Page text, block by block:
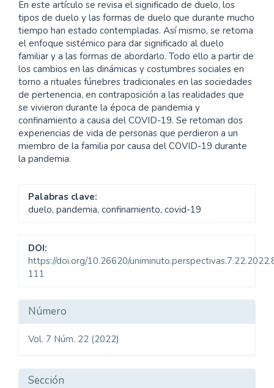
En este artículo se revisa el significado de duelo, los
tipos de duelo y las formas de duelo que durante mucho
tiempo han estado contempladas. Así mismo, se retoma
el enfoque sistémico para dar significado al duelo
familiar y a las formas de abordarlo. Todo ello a partir de
los cambios en las dinámicas y costumbres sociales en
torno a rituales fúnebres tradicionales en las sociedades
de pertenencia, en contraposición a las realidades que
se vivieron durante la época de pandemia y
confinamiento a causa del COVID-19. Se retoman dos
experiencias de vida de personas que perdieron a un
miembro de la familia por causa del COVID-19 durante
la pandemia.
Palabras clave:
duelo, pandemia, confinamiento, covid-19
DOI:
https://doi.org/10.26620/
111
Detalles
del
Número
Vol. 7 Núm. 22 (2022)
Sección